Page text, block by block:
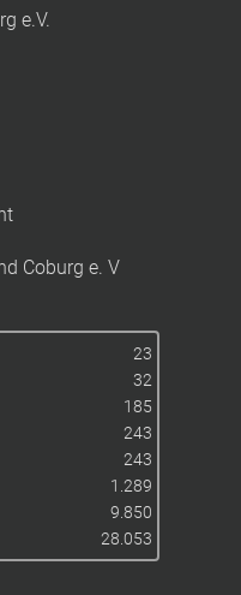
e.V.
Coburg e. V
23
32
185
243
243
1.289
9.850
28.053